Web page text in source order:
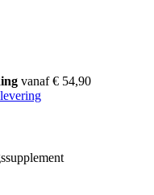
vanaf € 54,90